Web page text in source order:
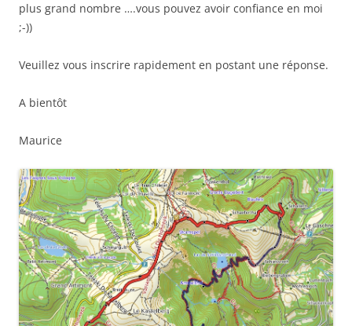
plus grand nombre ….vous pouvez avoir confiance en moi
;-))
Veuillez vous inscrire rapidement en postant une réponse.
A bientôt
Maurice